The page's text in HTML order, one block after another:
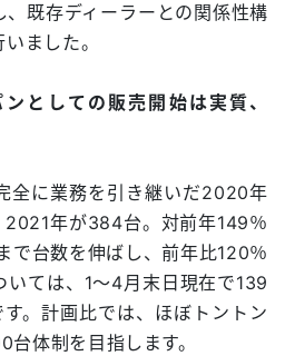
、既存ディーラーとの関係性構
ました。
としての販売開始は実質、
全に業務を引き継いだ2020年
年が384台。対前年149％
で台数を伸ばし、前年比120％
いては、1～4月末日現在で139
。計画比では、ほぼトントン
体制を目指します。